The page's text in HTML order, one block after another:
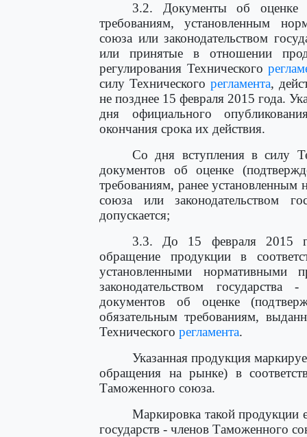
3.2. Документы об оценке
требованиям, установленным
союза или законодательством
или принятые в отношении
регулирования Технического
силу Технического регламента,
не позднее 15 февраля 2015 года.
дня официального
окончания срока их действия.
Со дня вступления в силу
документов об оценке
требованиям, ранее
союза или законодательством
допускается;
3.3. До 15 февраля 2015
обращение продукции в
установленными нормативными
законодательством
документов об оценке
обязательным требованиям,
Технического регламента.
Указанная продукция
обращения на рынке) в
Таможенного союза.
Маркировка такой
государств - членов Таможенного